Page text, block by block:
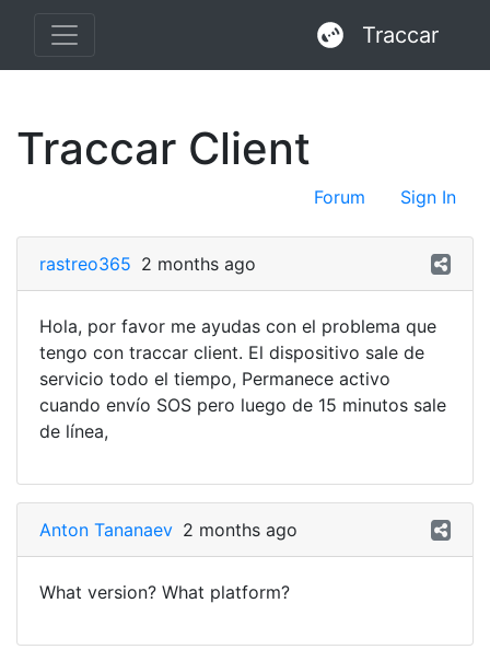
Traccar
Traccar Client
Forum Sign In
rastreo365 2 months ago
Hola, por favor me ayudas con el problema que
tengo con traccar client. El dispositivo sale de
servicio todo el tiempo, Permanece activo
cuando envío SOS pero luego de 15 minutos sale
de línea,
Anton Tananaev 2 months ago
What version? What platform?